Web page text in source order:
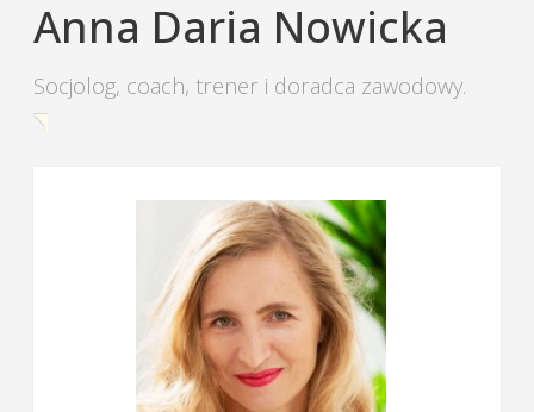
Anna Daria Nowicka
Socjolog, coach, trener i doradca zawodowy.